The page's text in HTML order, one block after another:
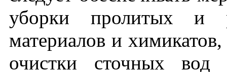
уборки пролитых и
материалов и
очистки сточных вод